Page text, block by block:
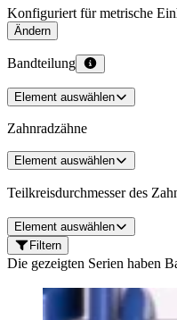
Konfiguriert für metrische
Ändern
Bandteilung
Element auswählen
Zahnradzähne
Element auswählen
Teilkreisdurchmesser des
Element auswählen
Filtern
Die gezeigten Serien haben